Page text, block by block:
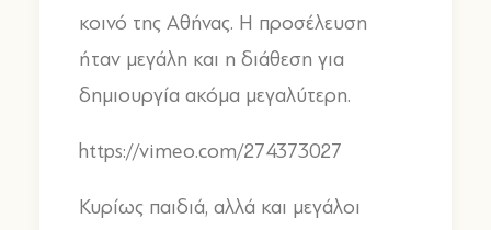
κοινό της Αθήνας. Η προσέλευση
ήταν μεγάλη και η διάθεση για
δημιουργία ακόμα μεγαλύτερη.
https://vimeo.com/274373027
Κυρίως παιδιά, αλλά και μεγάλοι